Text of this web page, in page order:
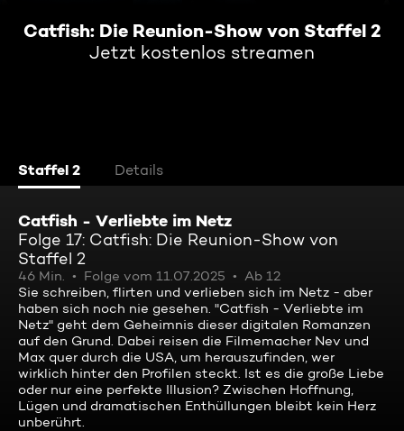
Catfish: Die Reunion-Show von Staffel 2
Jetzt kostenlos streamen
Staffel 2 Details
Catfish - Verliebte im Netz
Folge 17: Catfish: Die Reunion-Show von
Staffel 2
46 Min. Folge vom 11.07.2025
Ab 12
Sie schreiben, flirten und verlieben sich im Netz - aber
haben sich noch nie gesehen. "Catfish - Verliebte im
Netz" geht dem Geheimnis dieser digitalen Romanzen
auf den Grund. Dabei reisen die Filmemacher Nev und
Max quer durch die USA, um herauszufinden, wer
wirklich hinter den Profilen steckt. Ist es die große Liebe
oder nur eine perfekte Illusion? Zwischen Hoffnung,
Lügen und dramatischen Enthüllungen bleibt kein Herz
unberührt.